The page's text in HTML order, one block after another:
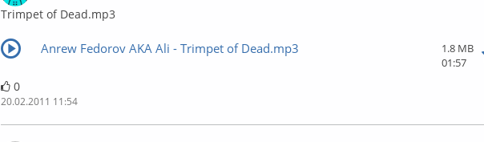
Trimpet of Dead.mp3
Anrew Fedorov AKA Ali - Trimpet of Dead.mp3
1.8 MB
01:57
0
20.02.2011 11:54